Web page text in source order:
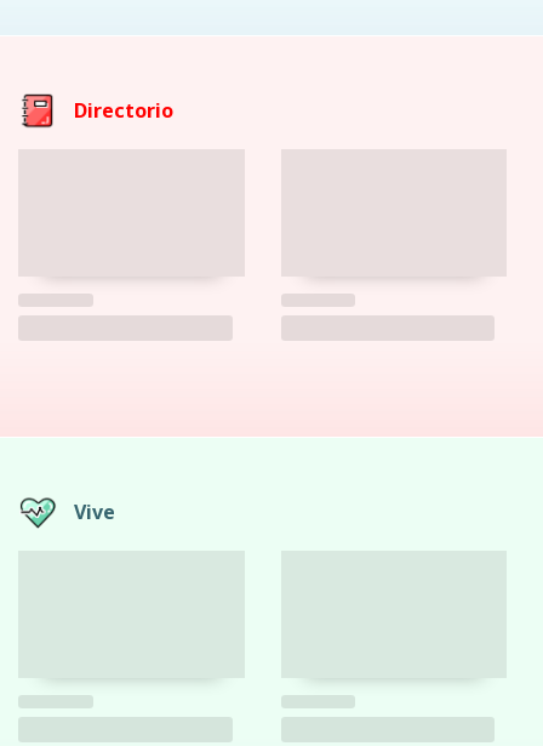
Directorio
Vive